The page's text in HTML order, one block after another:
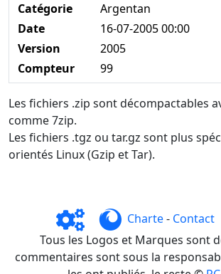
Catégorie
Argentan
Date
16-07-2005 00:00
Version
2005
Compteur
99
Les fichiers .zip sont décompactables
comme 7zip.
Les fichiers .tgz ou tar.gz sont plus
orientés Linux (Gzip et Tar).
Charte- Contact
Tous les Logos et Marques sont
commentaires sont sous la